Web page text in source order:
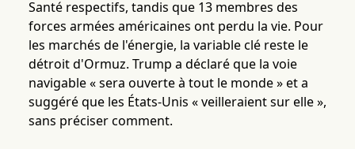
Santé respectifs, tandis que 13 membres des
forces armées américaines ont perdu la vie. Pour
les marchés de l'énergie, la variable clé reste le
détroit d'Ormuz. Trump a déclaré que la voie
navigable « sera ouverte à tout le monde » et a
suggéré que les États-Unis « veilleraient sur elle »,
sans préciser comment.